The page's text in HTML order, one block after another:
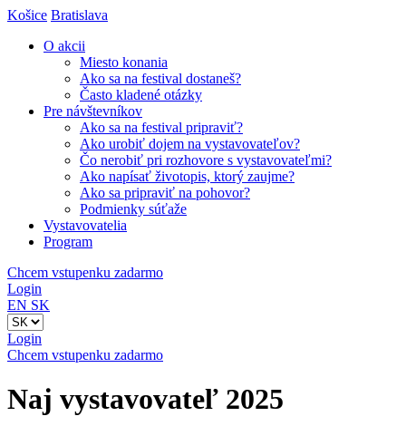
Košice Bratislava
O akcii
Miesto konania
Ako sa na festival dostaneš?
Často kladené otázky
Pre návštevníkov
Ako sa na festival pripraviť?
Ako urobiť dojem na vystavovateľov?
Čo nerobiť pri rozhovore s vystavovateľmi?
Ako napísať životopis, ktorý zaujme?
Ako sa pripraviť na pohovor?
Podmienky súťaže
Vystavovatelia
Program
Chcem vstupenku zadarmo
Login
EN SK
Login
Chcem vstupenku zadarmo
Naj vystavovateľ 2025